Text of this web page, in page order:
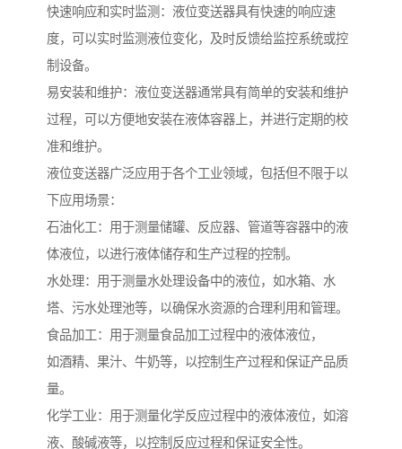
快速响应和实时监测：液位变送器具有快速的响应速
度，可以实时监测液位变化，及时反馈给监控系统或控
制设备。
易安装和维护：液位变送器通常具有简单的安装和维护
过程，可以方便地安装在液体容器上，并进行定期的校
准和维护。
液位变送器广泛应用于各个工业领域，包括但不限于以
下应用场景：
石油化工：用于测量储罐、反应器、管道等容器中的液
体液位，以进行液体储存和生产过程的控制。
水处理：用于测量水处理设备中的液位，如水箱、水
塔、污水处理池等，以确保水资源的合理利用和管理。
食品加工：用于测量食品加工过程中的液体液位，
如酒精、果汁、牛奶等，以控制生产过程和保证产品质
量。
化学工业：用于测量化学反应过程中的液体液位，如溶
液、酸碱液等，以控制反应过程和保证安全性。